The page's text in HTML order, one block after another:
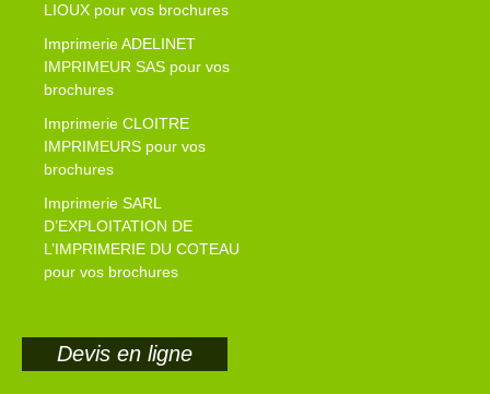
LIOUX pour vos brochures
Imprimerie ADELINET
IMPRIMEUR SAS pour vos
brochures
Imprimerie CLOITRE
IMPRIMEURS pour vos
brochures
Imprimerie SARL
D’EXPLOITATION DE
L’IMPRIMERIE DU COTEAU
pour vos brochures
Devis en ligne